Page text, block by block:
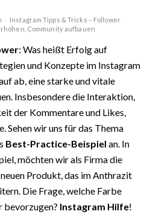
› Instagram Tipps & Tricks – Follower
Community aufbauen
: Was heißt Erfolg auf
und Konzepte im Instagram
ab, eine starke und vitale
Insbesondere die Interaktion,
der Kommentare und Likes,
Sehen wir uns für das Thema
Best-Practice-Beispiel an. In
möchten wir als Firma die
Produkt, das im Anthrazit
Die Frage, welche Farbe
bevorzugen? Instagram Hilfe!